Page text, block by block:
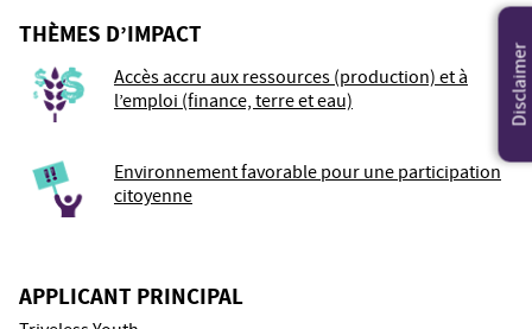
THÈMES D’IMPACT
Accès accru aux ressources (production) et à
l’emploi (finance, terre et eau)
Environnement favorable pour une participation
citoyenne
APPLICANT PRINCIPAL
Disclaimer